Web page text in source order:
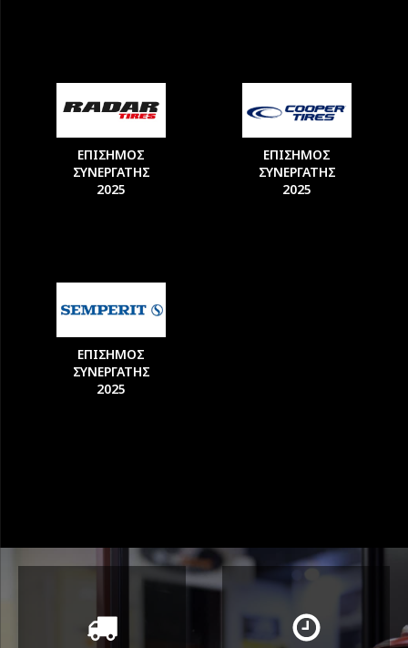
ΕΠΙΣΗΜΟΣ
ΣΥΝΕΡΓΑΤΗΣ
2025
ΕΠΙΣΗΜΟΣ
ΣΥΝΕΡΓΑΤΗΣ
2025
ΕΠΙΣΗΜΟΣ
ΣΥΝΕΡΓΑΤΗΣ
2025